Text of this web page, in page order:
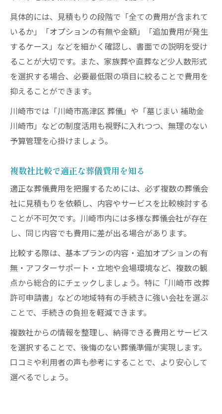
具体的には、見積もりの段階で「全ての費用が含まれて
いるか」「オプションの有無や金額」「追加費用が発生
するケース」などを細かく確認し、書面での説明を受け
ることが大切です。また、家族葬や直葬など少人数形式
を選択する場合、必要最低限の項目に絞ることで費用を
抑えることができます。
川崎市では「川崎市高津区 葬儀」や「墓じまい 補助金
川崎市」などの制度活用も視野に入れつつ、無理のない
予算管理を心掛けましょう。
複数社比較で適正な葬儀費用を知る
適正な葬儀費用を把握するためには、必ず複数の葬儀会
社に見積もりを依頼し、内容やサービスを比較検討する
ことが不可欠です。川崎市内には多様な葬儀会社が存在
し、同じ内容でも費用に差が出る場合があります。
比較する際は、基本プランの内容・追加オプションの有
無・アフターサポート・立地や会場環境など、複数の観
点から総合的にチェックしましょう。特に「川崎市 改葬
許可申請書」などの地域特有の手続きに強い会社を選ぶ
ことで、手続きの負担を軽減できます。
複数社からの情報を整理し、納得できる費用とサービス
を選択することで、後悔のない葬儀準備が実現します。
口コミや利用者の声も参考にすることで、より安心して
選べるでしょう。